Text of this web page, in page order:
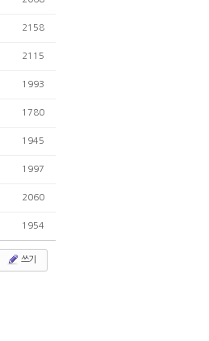
2158
2115
1993
1780
1945
1997
2060
1954
쓰기